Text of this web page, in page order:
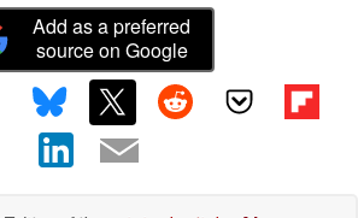
Add as a preferred
source on Google